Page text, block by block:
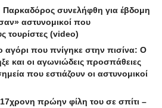
Παρκαδόρος συνελήφθη για έβδομη
αστυνομικοί που
τουρίστες (video)
που πνίγηκε στην πισίνα: O
και οι αγωνιώδεις προσπάθειες
που εστιάζουν οι αστυνομικοί
πρώην φίλη του σε σπίτι –